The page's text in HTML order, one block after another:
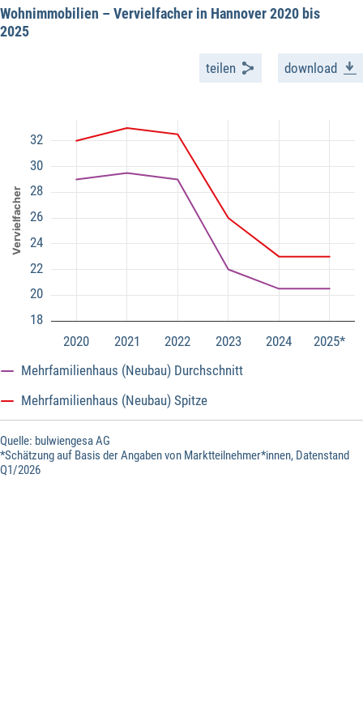
Wohnimmobilien – Vervielfacher in Hannover 2020 bis
2025
teilen download
Vervielfacher
2020 2021 2022 2023 2024 2025*
20
30
18
22
24
26
28
32
Mehrfamilienhaus (Neubau) Durchschnitt
Mehrfamilienhaus (Neubau) Spitze
Quelle: bulwiengesa AG
*Schätzung auf Basis der Angaben von Marktteilnehmer*innen, Datenstand
Q1/2026